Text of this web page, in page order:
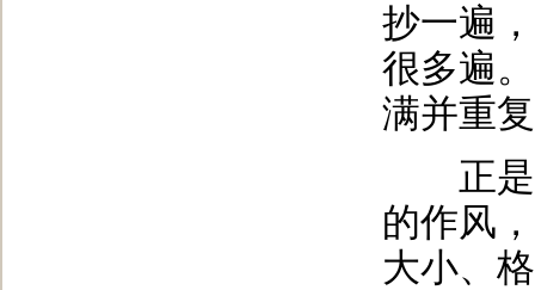
抄一遍
很多遍
满并重
正是
的作风
大小、